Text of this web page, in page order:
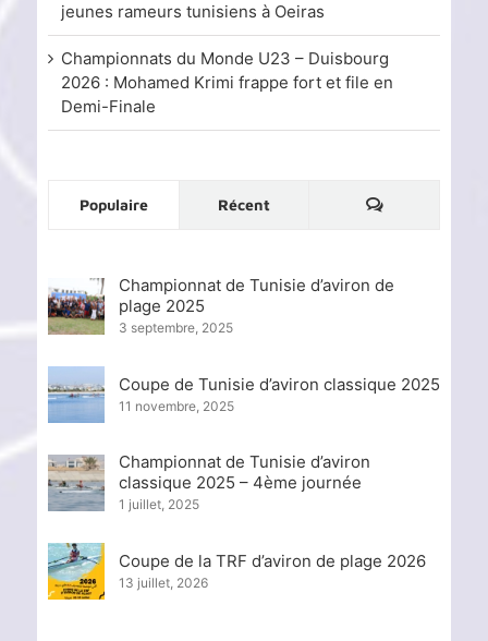
jeunes rameurs tunisiens à Oeiras
Championnats du Monde U23 – Duisbourg
2026 : Mohamed Krimi frappe fort et file en
Demi-Finale
Populaire Récent
Championnat de Tunisie d’aviron de
plage 2025
3 septembre, 2025
Coupe de Tunisie d’aviron classique 2025
11 novembre, 2025
Championnat de Tunisie d’aviron
classique 2025 – 4ème journée
1 juillet, 2025
Coupe de la TRF d’aviron de plage 2026
13 juillet, 2026